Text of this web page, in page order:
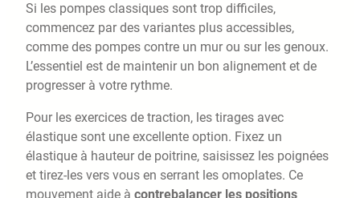
Si les pompes classiques sont trop difficiles,
commencez par des variantes plus accessibles,
comme des pompes contre un mur ou sur les genoux.
L’essentiel est de maintenir un bon alignement et de
progresser à votre rythme.
Pour les exercices de traction, les tirages avec
élastique sont une excellente option. Fixez un
élastique à hauteur de poitrine, saisissez les poignées
et tirez-les vers vous en serrant les omoplates. Ce
mouvement aide à contrebalancer les positions